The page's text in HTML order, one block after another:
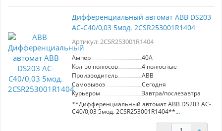
обеспечивает долговечность и эффективность
работы. Корпус выполнен из прочного
пластика для повышения устойчивости к
внешним воздействиям. Идеально подходит
коммерческих помещениях.
Дифференциальный автомат ABB DS203
AC-C40/0,03 5мод. 2CSR253001R1404
Артикул: 2CSR253001R1404
Ампер
40A
Кол-во полюсов
4 полюсные
Производитель
ABB
Самовывоз
Сегодня
Курьером
Завтра/послезавтра
**Дифференциальный автомат ABB DS203 AC-
C40/0,03 5мод. 2CSR253001R1404**
- **Артикул:** 2CSR253001R1404